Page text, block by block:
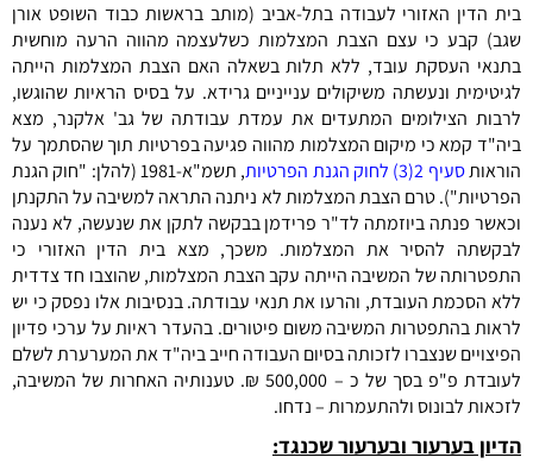
בית הדין האזורי לעבודה בתל-אביב (מותב בראשות כבוד השופט אורן
שגב) קבע כי עצם הצבת המצלמות כשלעצמה מהווה הרעה מוחשית
בתנאי העסקת עובד, ללא תלות בשאלה האם הצבת המצלמות הייתה
לגיטימית ונעשתה משיקולים ענייניים גרידא. על בסיס הראיות שהוגשו,
לרבות הצילומים המתעדים את עמדת עבודתה של גב' אלקנר, מצא
ביה"ד קמא כי מיקום המצלמות מהווה פגיעה בפרטיות תוך שהסתמך על
הוראותסעיף 2(3) לחוק הגנת הפרטיות
, תשמ"א-1981 (להלן: "חוק הגנת
הפרטיות"). טרם הצבת המצלמות לא ניתנה התראה למשיבה על התקנתן
וכאשר פנתה ביוזמתה לד"ר פרידמן בבקשה לתקן את שנעשה, לא נענה
לבקשתה להסיר את המצלמות. משכך, מצא בית הדין האזורי כי
התפטרותה של המשיבה הייתה עקב הצבת המצלמות, שהוצבו חד צדדית
ללא הסכמת העובדת, והרעו את תנאי עבודתה. בנסיבות אלו נפסק כי יש
לראות בהתפטרות המשיבה משום פיטורים. בהעדר ראיות על ערכי פדיון
הפיצויים שנצברו לזכותה בסיום העבודה חייב ביה"ד את המערערת לשלם
לעובדת פ"פ בסך של כ – 500,000 ₪. טענותיה האחרות של המשיבה,
לזכאות לבונוס ולהתעמרות – נדחו.
הדיון בערעור ובערעור שכנגד: